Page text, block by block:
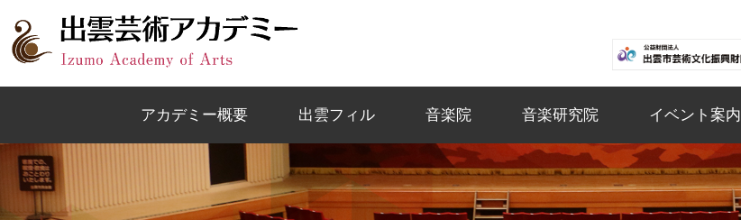
アカデミー概要 出雲フィル 音楽院 音楽研究院 イベント案内